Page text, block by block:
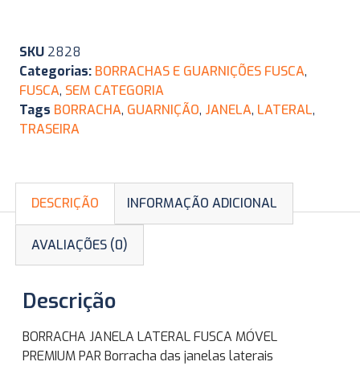
SKU 2828
Categorias: BORRACHAS E GUARNIÇÕES FUSCA,
FUSCA, SEM CATEGORIA
Tags BORRACHA, GUARNIÇÃO, JANELA, LATERAL,
TRASEIRA
DESCRIÇÃO INFORMAÇÃO ADICIONAL
AVALIAÇÕES (0)
Descrição
BORRACHA JANELA LATERAL FUSCA MÓVEL
PREMIUM PAR Borracha das janelas laterais